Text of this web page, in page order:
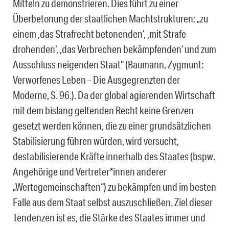
Mitteln zu demonstrieren. Dies führt zu einer
Überbetonung der staatlichen Machtstrukturen: „zu
einem ,das Strafrecht betonenden‘, ,mit Strafe
drohenden‘, ,das Verbrechen bekämpfenden‘ und zum
Ausschluss neigenden Staat“ (Baumann, Zygmunt:
Verworfenes Leben – Die Ausgegrenzten der
Moderne, S. 96.). Da der global agierenden Wirtschaft
mit dem bislang geltenden Recht keine Grenzen
gesetzt werden können, die zu einer grundsätzlichen
Stabilisierung führen würden, wird versucht,
destabilisierende Kräfte innerhalb des Staates (bspw.
Angehörige und Vertreter*innen anderer
„Wertegemeinschaften“) zu bekämpfen und im besten
Falle aus dem Staat selbst auszuschließen. Ziel dieser
Tendenzen ist es, die Stärke des Staates immer und